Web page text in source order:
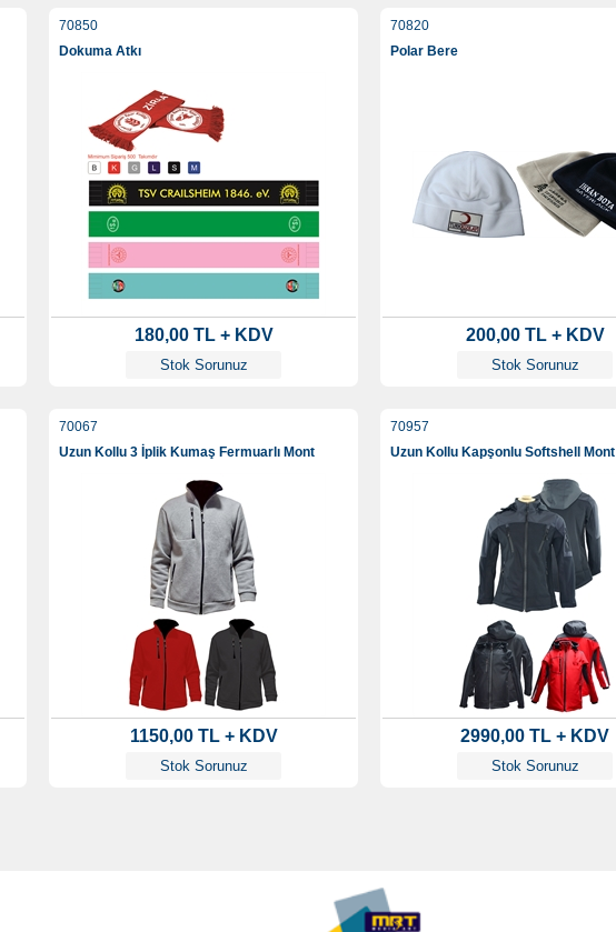
70850
Dokuma Atkı
180,00 TL + KDV
Stok Sorunuz
70820
Polar Bere
200,00 TL + KDV
Stok Sorunuz
70067
Uzun Kollu 3 İplik Kumaş Fermuarlı Mont
1150,00 TL + KDV
Stok Sorunuz
70957
Uzun Kollu Kapşonlu Softshell Mont
2990,00 TL + KDV
Stok Sorunuz